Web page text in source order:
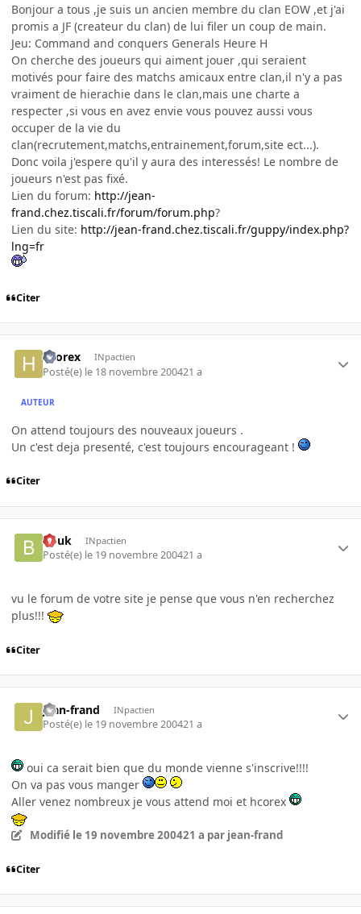
Bonjour a tous ,je suis un ancien membre du clan EOW ,et j'ai
promis a JF (createur du clan) de lui filer un coup de main.
Jeu: Command and conquers Generals Heure H
On cherche des joueurs qui aiment jouer ,qui seraient
motivés pour faire des matchs amicaux entre clan,il n'y a pas
vraiment de hierachie dans le clan,mais une charte a
respecter ,si vous en avez envie vous pouvez aussi vous
occuper de la vie du
clan(recrutement,matchs,entrainement,forum,site ect...).
Donc voila j'espere qu'il y aura des interessés! Le nombre de
joueurs n'est pas fixé.
Lien du forum: http://jean-
frand.chez.tiscali.fr/forum/forum.php?
Lien du site: http://jean-frand.chez.tiscali.fr/guppy/index.php?
lng=fr
Citer
hcorex INpactien
Posté(e) le 18 novembre 200421 a
AUTEUR
On attend toujours des nouveaux joueurs .
Un c'est deja presenté, c'est toujours encourageant !
Citer
bouk INpactien
Posté(e) le 19 novembre 200421 a
vu le forum de votre site je pense que vous n'en recherchez
plus!!!
Citer
jean-frand INpactien
Posté(e) le 19 novembre 200421 a
oui ca serait bien que du monde vienne s'inscrive!!!!
On va pas vous manger
Aller venez nombreux je vous attend moi et hcorex
Modifié le 19 novembre 200421 a par jean-frand
Citer